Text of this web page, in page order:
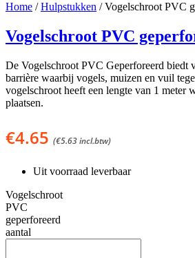
Home /Hulpstukken / Vogelschroot PVC
Vogelschroot PVC
De Vogelschroot PVC Geperforeerd biedt
barrière waarbij vogels, muizen en vuil
vogelschroot heeft een lengte van 1 meter
plaatsen.
€4.65 (€5.63incl.btw)
Uit voorraad leverbaar
Vogelschroot
PVC
geperforeerd
aantal